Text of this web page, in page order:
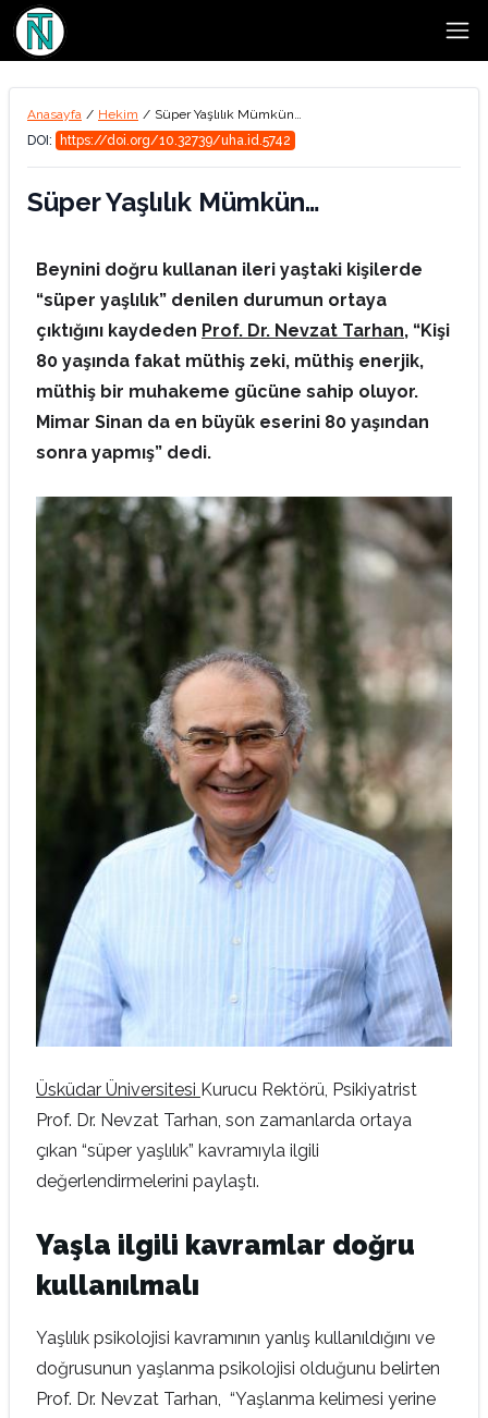
Anasayfa / Hekim / Süper Yaşlılık Mümkün…
DOI:
https://doi.org/10.32739/uha.id.5742
Süper Yaşlılık Mümkün…
Beynini doğru kullanan ileri yaştaki kişilerde
“süper yaşlılık” denilen durumun ortaya
çıktığını kaydeden Prof. Dr. Nevzat Tarhan, “Kişi
80 yaşında fakat müthiş zeki, müthiş enerjik,
müthiş bir muhakeme gücüne sahip oluyor.
Mimar Sinan da en büyük eserini 80 yaşından
sonra yapmış” dedi.
Üsküdar Üniversitesi Kurucu Rektörü, Psikiyatrist
Prof. Dr. Nevzat Tarhan, son zamanlarda ortaya
çıkan “süper yaşlılık” kavramıyla ilgili
değerlendirmelerini paylaştı.
Yaşla ilgili kavramlar doğru
kullanılmalı
Yaşlılık psikolojisi kavramının yanlış kullanıldığını ve
doğrusunun yaşlanma psikolojisi olduğunu belirten
Prof. Dr. Nevzat Tarhan, “Yaşlanma kelimesi yerine